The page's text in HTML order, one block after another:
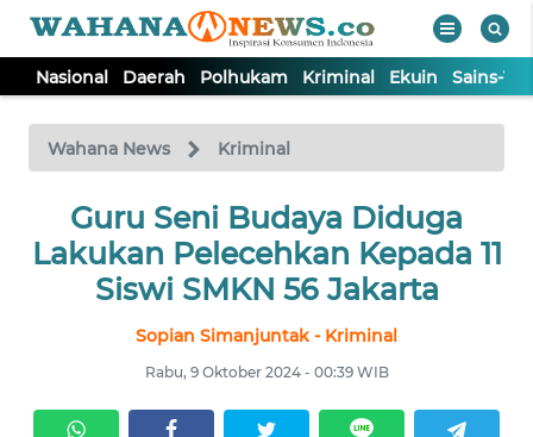
Nasional Daerah Polhukam Kriminal Ekuin Sains-
Wahana News Kriminal
Guru Seni Budaya Diduga
Lakukan Pelecehkan Kepada 11
Siswi SMKN 56 Jakarta
Sopian Simanjuntak - Kriminal
Rabu, 9 Oktober 2024 - 00:39 WIB
TV
Tutup
NASIONAL
DAERAH
KRIMINAL